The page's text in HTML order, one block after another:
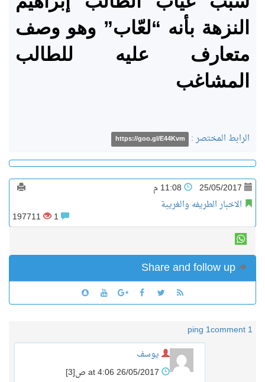
النزهة بأنه “لعّاب” وهو وصف
متعارف عليه للطالب
المشاغب
الرابط المختصر : https://goo.gl/E44Kvm
25/05/2017
الاخبار الطريفه والغريبة
197711
1 comment
1 ping
يوسف
[3]